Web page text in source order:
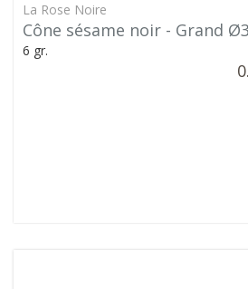
La Rose Noire
Cône sésame noir - Grand
6 gr.